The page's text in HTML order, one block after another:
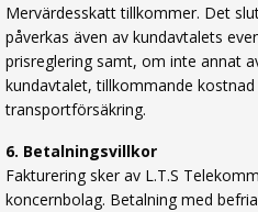
Mervärdesskatt tillkommer. Det
påverkas även av kundavtalets
prisreglering samt, om inte annat
kundavtalet, tillkommande
transportförsäkring.
6. Betalningsvillkor
Fakturering sker av L.T.S
koncernbolag. Betalning med